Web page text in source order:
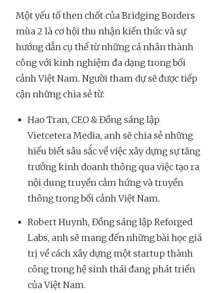
Một yếu tố then chốt của Bridging Borders
mùa 2 là cơ hội thu nhận kiến thức và sự
hướng dẫn cụ thể từ những cá nhân thành
công với kinh nghiệm đa dạng trong bối
cảnh Việt Nam. Người tham dự sẽ được tiếp
cận những chia sẻ từ:
Hao Tran, CEO & Đồng sáng lập
Vietcetera Media, anh sẽ chia sẻ những
hiểu biết sâu sắc về việc xây dựng sự tăng
trưởng kinh doanh thông qua việc tạo ra
nội dung truyền cảm hứng và truyền
thông trong bối cảnh Việt Nam.
Robert Huynh, Đồng sáng lập Reforged
Labs, anh sẽ mang đến những bài học giá
trị về cách xây dựng một startup thành
công trong hệ sinh thái đang phát triển
của Việt Nam.